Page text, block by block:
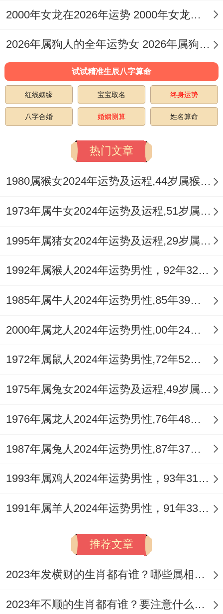
1.5 怎样从宏观上把握2026年的运势基调？
变。静则生燥」的年份，不宜固步自封，主
动求变、接受部分合理的变动与挑战，反而
是化解火旺淤塞之气的良方，重点在于「调
候」，即引入「水」元素来平衡过旺的火
势。
这可以体现在多接触与水相关的行业、场
心态，以及在布局上采用五行属水的吉祥色
（如黑色、蓝色）来中与环境。
可于办公室或家居正北方（2026年岁破方。
件，以水象之力，既顺应方位气场，又能润
「食神」星在火土相生的流年下。代表创
意，口才与专业技能，对于从事文化，教
的属蛇女性，2026年是输出想法，建立个人
专业品牌的有利年份，「驿马」星动，则代
派、与外界交流，或关联国际贸易，物流、
口，可能会有突然的***业务机遇，跨界合作
项目找上门。
着通过固定工作、主业获得的收入增长可能
2000年女龙在2026年运势 2000年女龙在2026年的运势
2026年属狗人的全年运势女 2026年属狗人的全年运势如何
试试精准生辰八字算命
红线姻缘 宝宝取名 终身运势
八字合婚 婚姻测算 姓名算命
热门文章
1980属猴女2024年运势及运程,44岁属猴人2024全年每月运势女性如何
1973年属牛女2024年运势及运程,51岁属牛人2024全年每月运势女性如何
1995年属猪女2024年运势及运程,29岁属猪人2024全年每月运势女性如何
1992年属猴人2024年运势男性，92年32岁属猴男2024年每月运程怎么样
1985年属牛人2024年运势男性,85年39岁属牛男2024年每月运程怎么样
2000年属龙人2024年运势男性,00年24岁属龙男2024年每月运程怎么样
1972年属鼠人2024年运势男性,72年52岁属鼠男2024年每月运程怎么样
1975年属兔女2024年运势及运程,49岁属兔人2024全年每月运势女性如何
1976年属龙人2024年运势男性,76年48岁属龙男2024年每月运程怎么样
1987年属兔人2024年运势男性,87年37岁属兔男2024年每月运程怎么样
1993年属鸡人2024年运势男性，93年31岁属鸡男2024年每月运程怎么样
1991年属羊人2024年运势男性，91年33岁属羊男2024年每月运程怎么样
推荐文章
2023年发横财的生肖都有谁？哪些属相财运旺盛？
2023年不顺的生肖都有谁？要注意什么呢？